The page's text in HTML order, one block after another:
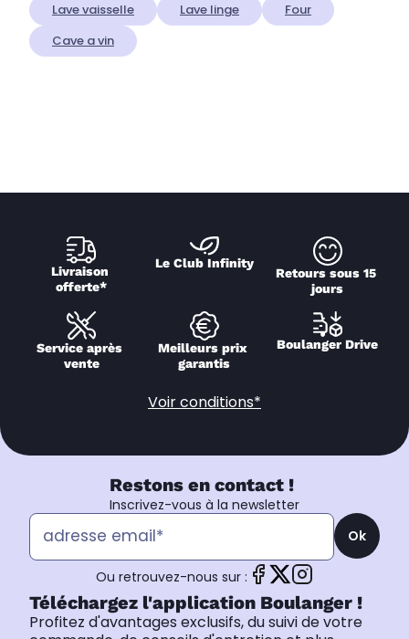
Lave vaisselle Lave linge
Four
Cave a vin
Livraison
offerte*
Le Club Infinity
Retours sous 15
jours
Service après
vente
Meilleurs prix
garantis
Boulanger Drive
Voir conditions*
Restons en contact !
Inscrivez-vous à la newsletter
Ok
Ou retrouvez-nous sur :
Téléchargez l'application Boulanger !
Profitez d'avantages exclusifs, du suivi de votre